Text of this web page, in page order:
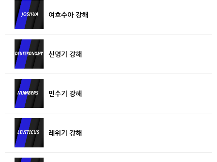
여호수아 강해
신명기 강해
민수기 강해
레위기 강해